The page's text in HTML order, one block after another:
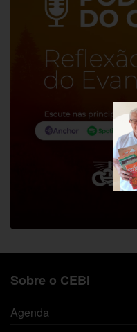
Sobre o CEBI
Agenda